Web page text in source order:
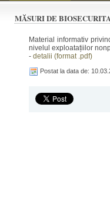
MĂSURI DE
Material informativ
nivelul exploatațiilor
- detalii (format .pdf)
Postat la data de: